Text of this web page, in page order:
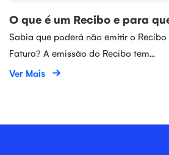
O que é um Recibo e para
Sabia que poderá não emitir o
Fatura? A emissão do Recibo tem...
Ver Mais